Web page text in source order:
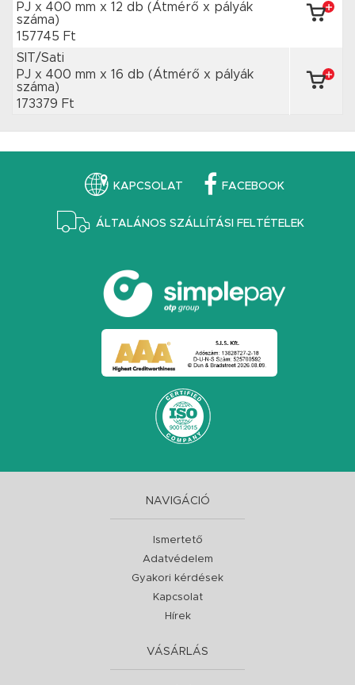
PJ x 400 mm x 12 db (Átmérő x pályák
száma)
157745 Ft
SIT/Sati
PJ x 400 mm x 16 db (Átmérő x pályák
száma)
173379 Ft
KAPCSOLAT FACEBOOK
ÁLTALÁNOS SZÁLLÍTÁSI FELTÉTELEK
NAVIGÁCIÓ
Ismertető
Adatvédelem
Gyakori kérdések
Kapcsolat
Hírek
VÁSÁRLÁS